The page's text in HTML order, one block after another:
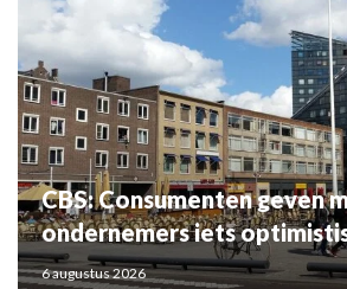
CBS: Consumenten geven
ondernemers iets
6 augustus 2026